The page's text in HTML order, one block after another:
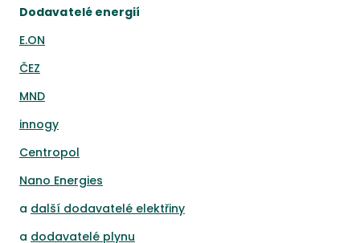
Dodavatelé energií
E.ON
ČEZ
MND
innogy
Centropol
Nano Energies
a další dodavatelé elektřiny
a dodavatelé plynu